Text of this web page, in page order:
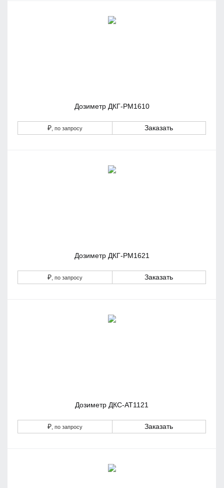
Дозиметр ДКГ-РМ1610
₽, по запросу Заказать
Дозиметр ДКГ-РМ1621
₽, по запросу Заказать
Дозиметр ДКС-АТ1121
₽, по запросу Заказать